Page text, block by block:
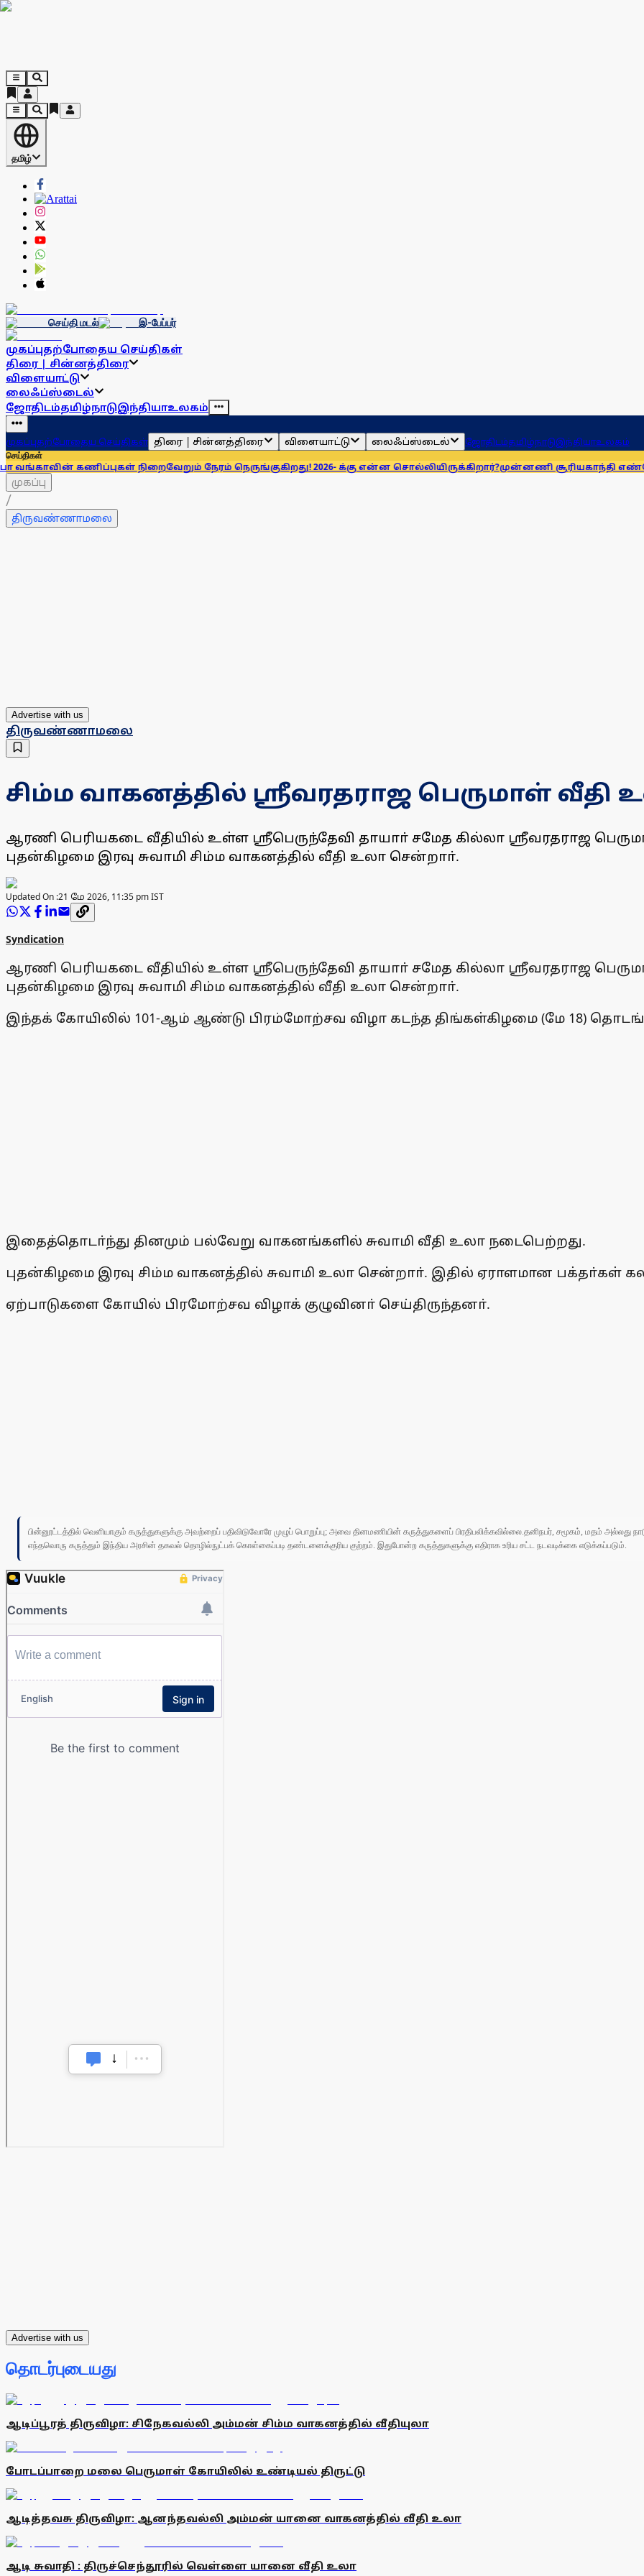
தமிழ்
செய்தி மடல் இ-பேப்பர்
முகப்புதற்போதைய செய்திகள்
திரை | சின்னத்திரை
விளையாட்டு
லைஃப்ஸ்டைல்
ஜோதிடம்தமிழ்நாடுஇந்தியாஉலகம்
முகப்புதற்போதைய செய்திகள் திரை | சின்னத்திரை விளையாட்டு லைஃப்ஸ்டைல் ஜோதிடம்தமிழ்நாடுஇந்தியாஉலகம்
செய்திகள்
கணிப்புகள் நிறைவேறும் நேரம் நெருங்குகிறது! 2026- க்கு என்ன சொல்லியிருக்கிறார்?முன்னணி சூரியகாந்தி எண்ணெய்
முகப்பு
/
திருவண்ணாமலை
Advertise with us
திருவண்ணாமலை
சிம்ம வாகனத்தில் ஸ்ரீவரதராஜ பெருமாள் வீதி
ஆரணி பெரியகடை வீதியில் உள்ள ஸ்ரீபெருந்தேவி தாயாா் சமேத கில்லா ஸ்ரீவரதராஜ
புதன்கிழமை இரவு சுவாமி சிம்ம வாகனத்தில் வீதி உலா சென்றாா்.
Updated On :21 மே 2026, 11:35 pm IST
Syndication
ஆரணி பெரியகடை வீதியில் உள்ள ஸ்ரீபெருந்தேவி தாயாா் சமேத கில்லா ஸ்ரீவரதராஜ
புதன்கிழமை இரவு சுவாமி சிம்ம வாகனத்தில் வீதி உலா சென்றாா்.
இந்தக் கோயிலில் 101-ஆம் ஆண்டு பிரம்மோற்சவ விழா கடந்த திங்கள்கிழமை (மே 18)
இதைத்தொடா்ந்து தினமும் பல்வேறு வாகனங்களில் சுவாமி வீதி உலா நடைபெற்றது.
புதன்கிழமை இரவு சிம்ம வாகனத்தில் சுவாமி உலா சென்றாா். இதில் ஏராளமான பக்தா்கள்
ஏற்பாடுகளை கோயில் பிரமோற்சவ விழாக் குழுவினா் செய்திருந்தனா்.
பின்னூட்டத்தில் வெளியாகும் கருத்துகளுக்கு அவற்றைப் பதிவிடுவோரே முழுப் பொறுப்பு; அவை தினமணியின் கருத்துகளைப் பிரதிபலிக்கவில்லை.தனிநபர், சமூகம், மதம் அல்லது
எந்தவொரு கருத்தும் இந்திய அரசின் தகவல் தொழில்நுட்பக் கொள்கைப்படி தண்டனைக்குரிய குற்றம். இதுபோன்ற கருத்துகளுக்கு எதிராக உரிய சட்ட நடவடிக்கை எடுக்கப்படும்.
Advertise with us
தொடர்புடையது
ஆடிப்பூரத் திருவிழா: சிநேகவல்லி அம்மன் சிம்ம வாகனத்தில் வீதியுலா
போடப்பாறை மலை பெருமாள் கோயிலில் உண்டியல் திருட்டு
ஆடித்தவசு திருவிழா: ஆனந்தவல்லி அம்மன் யானை வாகனத்தில் வீதி உலா
ஆடி சுவாதி : திருச்செந்தூரில் வெள்ளை யானை வீதி உலா